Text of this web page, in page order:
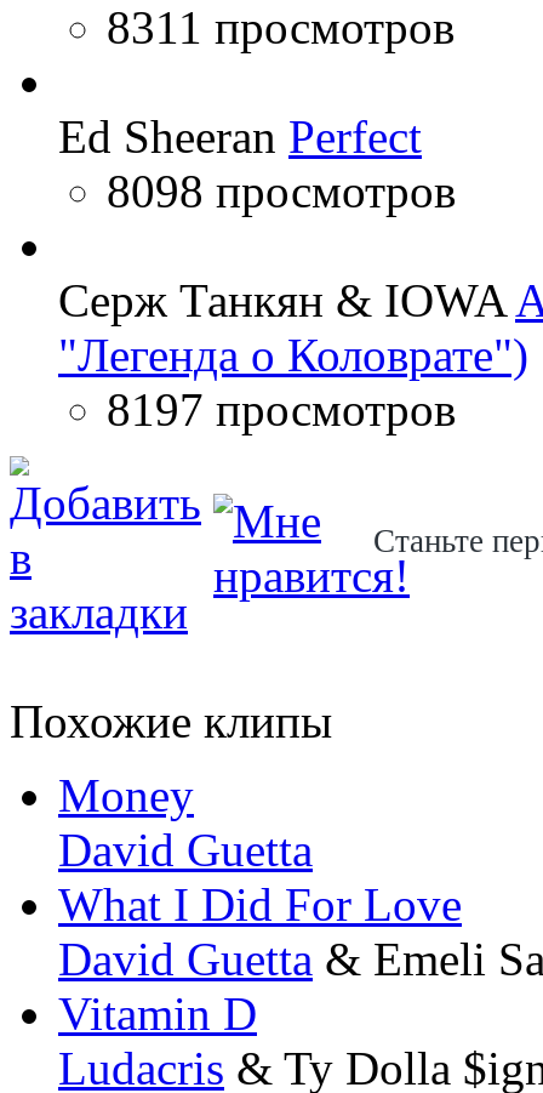
8311 просмотров
Ed Sheeran Perfect
8098 просмотров
Серж Танкян & IOWA
"Легенда о Коловрате")
8197 просмотров
Станьте
Похожие клипы
Money
David Guetta
What I Did For Love
David Guetta & Emeli
Vitamin D
Ludacris & Ty Dolla